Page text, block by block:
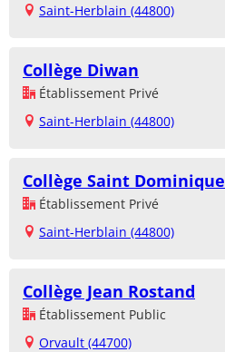
Saint-Herblain (44800)
Collège Diwan
Établissement Privé
Saint-Herblain (44800)
Collège Saint Dominique
Établissement Privé
Saint-Herblain (44800)
Collège Jean Rostand
Établissement Public
Orvault (44700)